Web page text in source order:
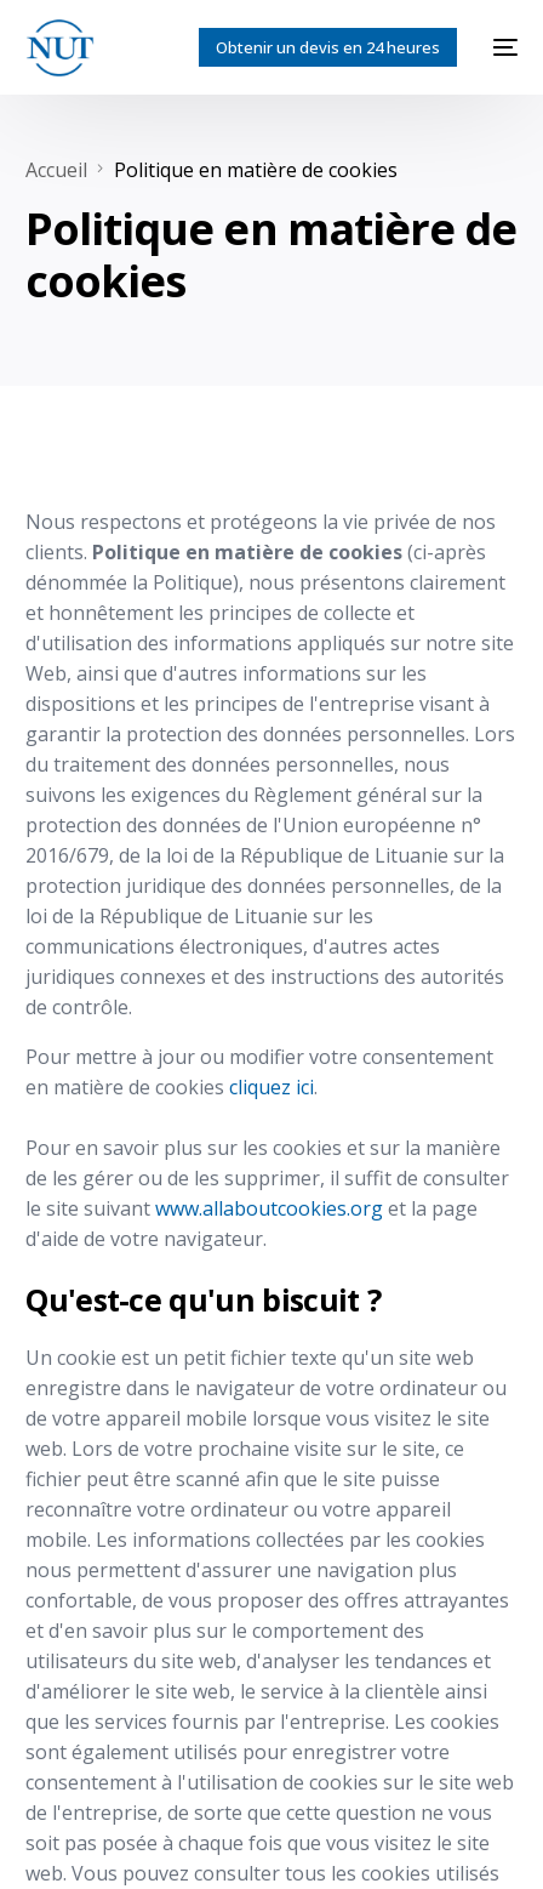
Obtenir un devis en 24 heures
Accueil Politique en matière de cookies
Politique en matière de
cookies
Nous respectons et protégeons la vie privée de nos
clients. Politique en matière de cookies(ci-après
dénommée la Politique), nous présentons clairement
et honnêtement les principes de collecte et
d'utilisation des informations appliqués sur notre site
Web, ainsi que d'autres informations sur les
dispositions et les principes de l'entreprise visant à
garantir la protection des données personnelles. Lors
du traitement des données personnelles, nous
suivons les exigences du Règlement général sur la
protection des données de l'Union européenne n°
2016/679, de la loi de la République de Lituanie sur la
protection juridique des données personnelles, de la
loi de la République de Lituanie sur les
communications électroniques, d'autres actes
juridiques connexes et des instructions des autorités
de contrôle.
Pour mettre à jour ou modifier votre consentement
en matière de cookiescliquez ici.
Pour en savoir plus sur les cookies et sur la manière
de les gérer ou de les supprimer, il suffit de consulter
le site suivantwww.allaboutcookies.orget la page
d'aide de votre navigateur.
Qu'est-ce qu'un biscuit ?
Un cookie est un petit fichier texte qu'un site web
enregistre dans le navigateur de votre ordinateur ou
de votre appareil mobile lorsque vous visitez le site
web. Lors de votre prochaine visite sur le site, ce
fichier peut être scanné afin que le site puisse
reconnaître votre ordinateur ou votre appareil
mobile. Les informations collectées par les cookies
nous permettent d'assurer une navigation plus
confortable, de vous proposer des offres attrayantes
et d'en savoir plus sur le comportement des
utilisateurs du site web, d'analyser les tendances et
d'améliorer le site web, le service à la clientèle ainsi
que les services fournis par l'entreprise. Les cookies
sont également utilisés pour enregistrer votre
consentement à l'utilisation de cookies sur le site web
de l'entreprise, de sorte que cette question ne vous
soit pas posée à chaque fois que vous visitez le site
web. Vous pouvez consulter tous les cookies utilisés
Français
Deutsch